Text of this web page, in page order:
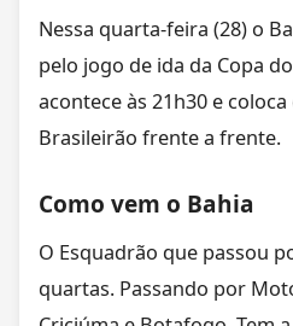
Nessa quarta-feira (28) o
pelo jogo de ida da Copa
acontece às 21h30 e
Brasileirão frente a frente.
Como vem o Bahia
O Esquadrão que passou
quartas. Passando por